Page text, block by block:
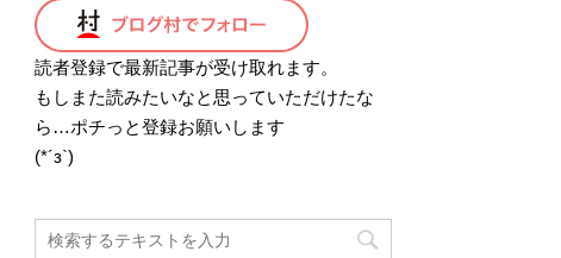
読者登録で最新記事が受け取れます。
もしまた読みたいなと思っていただけたな
ら…ポチっと登録お願いします
(*´з`)